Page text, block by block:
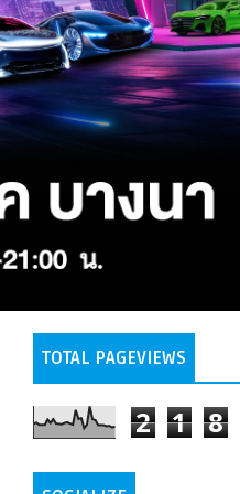
TOTAL PAGEVIEWS
2 1 8